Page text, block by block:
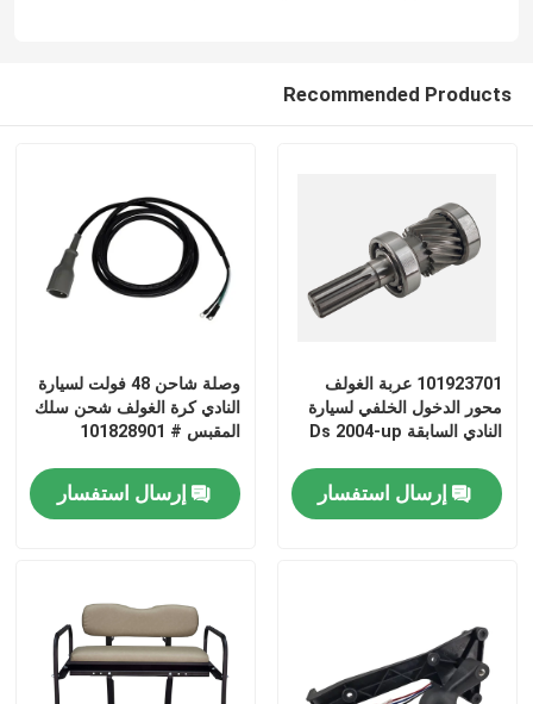
Recommended Products
101923701 عربة الغولف
محور الدخول الخلفي لسيارة
النادي السابقة Ds 2004-up
إرسال استفسار
وصلة شاحن 48 فولت لسيارة
النادي كرة الغولف شحن سلك
المقبس # 101828901
إرسال استفسار